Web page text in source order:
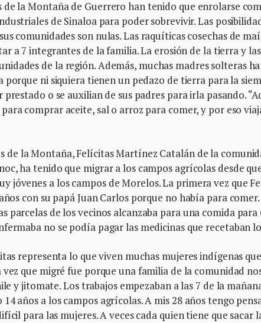
de la Montaña de Guerrero han tenido que enrolarse
de Sinaloa para poder sobrevivir. Las
comunidades son nulas. Las raquíticas cosechas de
a 7 integrantes de la familia. La erosión de la tierra y
de la región. Además, muchas madres solteras
porque ni siquiera tienen un pedazo de tierra para la
o se auxilian de sus padres para irla pasando.
comprar aceite, sal o arroz para comer, y por eso
de la Montaña, Felícitas Martínez Catalán de la
ha tenido que migrar a los campos agrícolas desde
jóvenes a los campos de Morelos. La primera vez que
con su papá Juan Carlos porque no había para comer.
parcelas de los vecinos alcanzaba para una comida
no se podía pagar las medicinas que recetaban
representa lo que viven muchas mujeres indígenas
vez que migré fue porque una familia de la comunidad
y jitomate. Los trabajos empezaban a las 7 de la
años a los campos agrícolas. A mis 28 años tengo
para las mujeres. A veces cada quien tiene que sacar